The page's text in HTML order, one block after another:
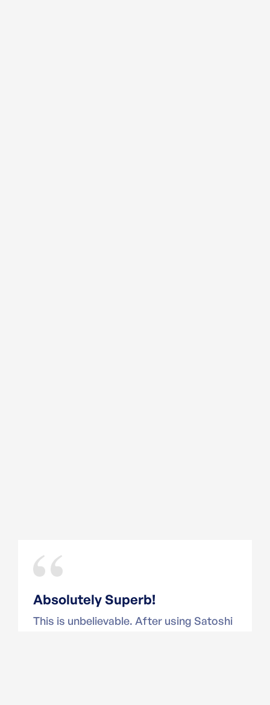
Absolutely Superb!
This is unbelievable. After using Satoshi